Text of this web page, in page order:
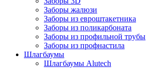
Заборы жалюзи
Заборы из евроштакетника
Заборы из поликарбоната
Заборы из профильной трубы
Заборы из профнастила
Шлагбаумы
Шлагбаумы Alutech